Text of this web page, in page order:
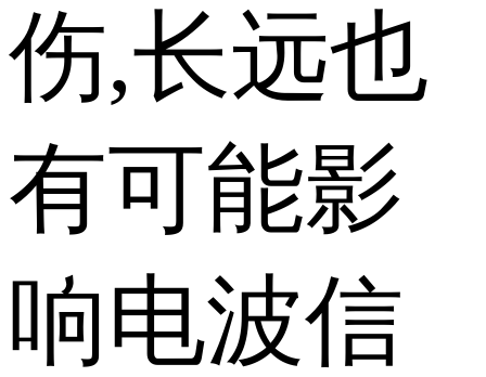
伤,长远也
有可能影
响电波信